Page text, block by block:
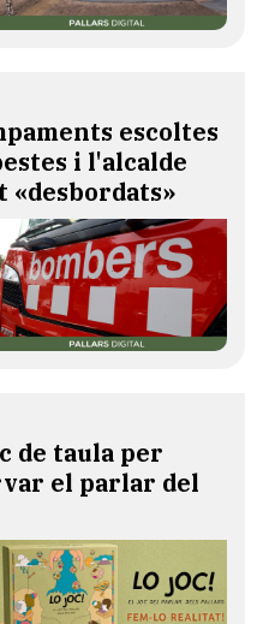
escoltes
i l'alcalde
«desbordats»
de taula per
el parlar del